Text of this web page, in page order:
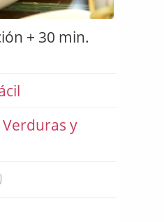
+ 30 min.
Verduras y